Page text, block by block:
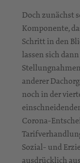
Doch zunächst
Komponente,
Schritt in den
lassen sich
anderer
noch in der
Corona-
Sozial- und
ausdrücklich